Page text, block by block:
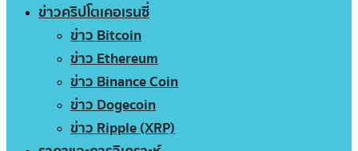
ข่าวคริปโตเคอเรนซี่
ข่าว Bitcoin
ข่าว Ethereum
ข่าว Binance Coin
ข่าว Dogecoin
ข่าว Ripple (XRP)